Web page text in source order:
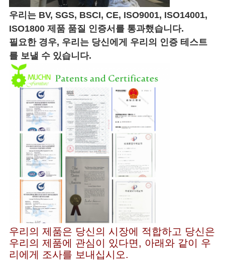
우리는 BV, SGS, BSCI, CE, ISO9001, ISO14001,
ISO1800 제품 품질 인증서를 통과했습니다.
필요한 경우, 우리는 당신에게 우리의 인증 테스트
를 보낼 수 있습니다.
우리의 제품은 당신의 시장에 적합하고 당신은
우리의 제품에 관심이 있다면, 아래와 같이 우
리에게 조사를 보내십시오.